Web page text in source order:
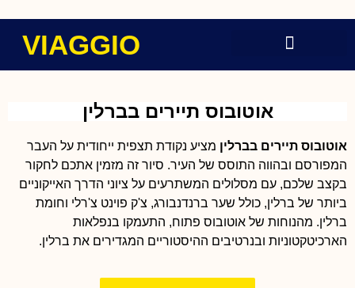
VIAGGIO
אוטובוס תיירים בברלין
אוטובוס תיירים בברלין מציע נקודת תצפית ייחודית על העבר
המפורסם ובהווה התוסס של העיר. סיור זה מזמין אתכם לחקור
בקצב שלכם, עם מסלולים המשתרעים על ציוני הדרך האייקוניים
ביותר של ברלין, כולל שער ברנדנבורג, צ'ק פוינט צ'רלי וחומת
ברלין. מהנוחות של אוטובוס פתוח, התעמקו בנפלאות
הארכיטקטוניות ובנרטיבים ההיסטוריים המגדירים את ברלין.